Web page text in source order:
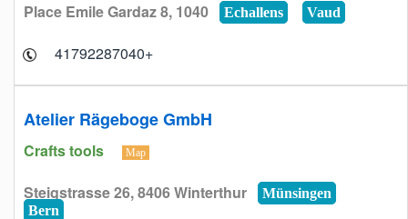
Place Emile Gardaz 8, 1040 Echallens Vaud
+41792287040
Atelier Rägeboge GmbH
Crafts tools Map
Steigstrasse 26, 8406 Winterthur
Münsingen
Bern